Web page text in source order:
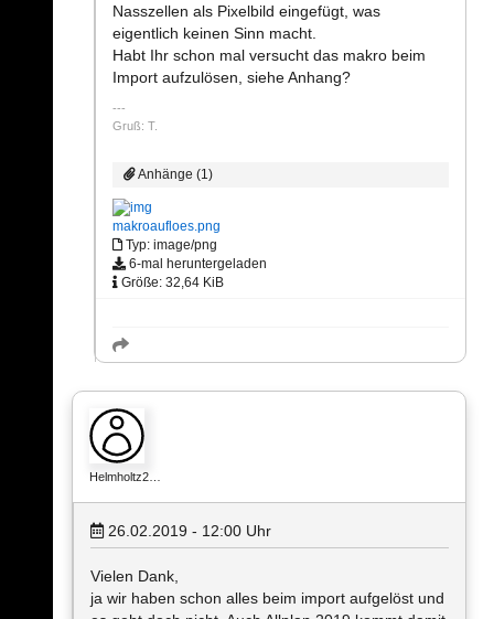
Nasszellen als Pixelbild eingefügt, was
eigentlich keinen Sinn macht.
Habt Ihr schon mal versucht das makro beim
Import aufzulösen, siehe Anhang?
Gruß: T.
Anhänge (1)
makroaufloes.png
Typ: image/png
6-mal heruntergeladen
Größe: 32,64 KiB
Helmholtz2…
26.02.2019 - 12:00 Uhr
Vielen Dank,
ja wir haben schon alles beim import aufgelöst und